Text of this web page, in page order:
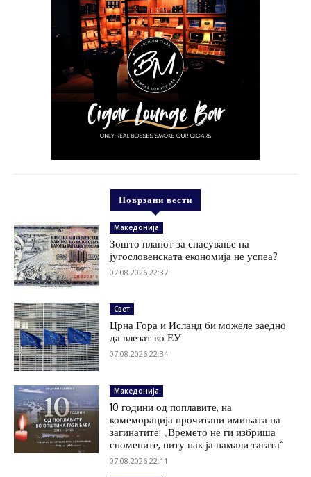
Поврзани вести
Македонија
Зошто планот за спасување на
југословенската економија не успеа?
07.08.2026 22:37
Свет
Црна Гора и Исланд би можеле заедно
да влезат во ЕУ
07.08.2026 22:34
Македонија
10 години од поплавите, на
комеморација прочитани имињата на
загинатите: „Времето не ги избриша
спомените, ниту пак ја намали тагата“
07.08.2026 22:11